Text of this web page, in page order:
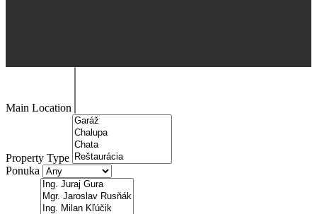
Main Location
Property Type
Ponuka